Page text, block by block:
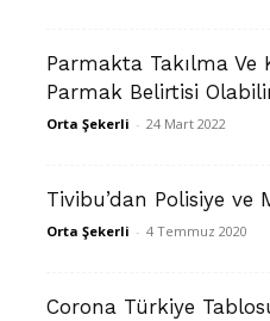
Parmakta Takılma Ve
Parmak Belirtisi
Orta Şekerli - 24 Mart 2022
Tivibu’dan Polisiye ve
Orta Şekerli - 4 Temmuz 2020
Corona Türkiye